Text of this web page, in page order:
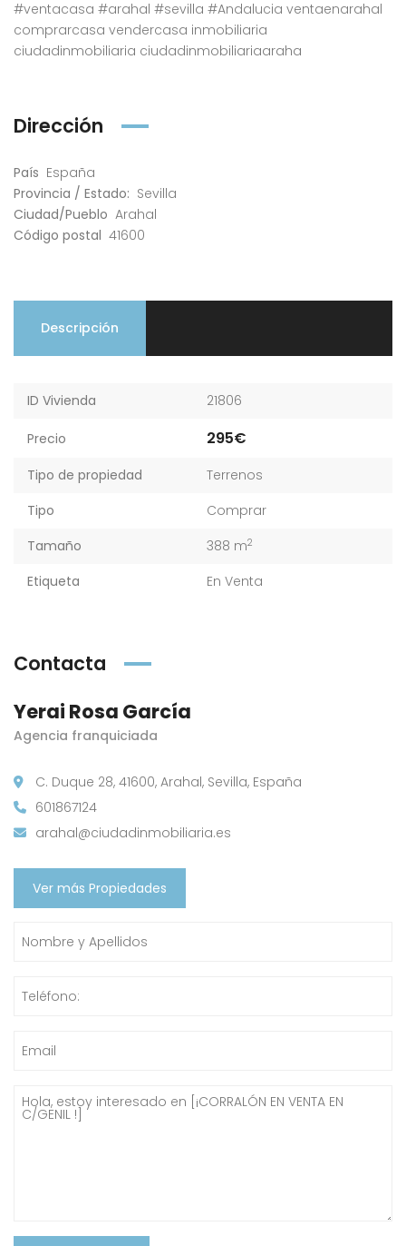
#ventacasa #arahal #sevilla #Andalucia ventaenarahal
comprarcasa vendercasa inmobiliaria
ciudadinmobiliaria ciudadinmobiliariaaraha
Dirección
País España
Provincia / Estado: Sevilla
Ciudad/Pueblo Arahal
Código postal 41600
Descripción
ID Vivienda 21806
Precio 295€
Tipo de propiedad
Terrenos
Tipo
Comprar
Tamaño
388 m2
Etiqueta En Venta
Contacta
Yerai Rosa García
Agencia franquiciada
C. Duque 28, 41600, Arahal, Sevilla, España
601867124
arahal@ciudadinmobiliaria.es
Ver más Propiedades